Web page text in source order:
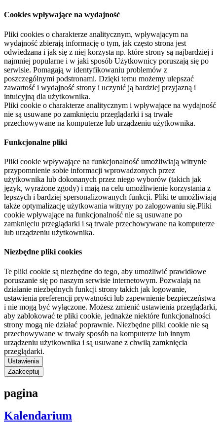
Cookies wpływające na wydajność
Pliki cookies o charakterze analitycznym, wpływającym na
wydajność zbierają informację o tym, jak często strona jest
odwiedzana i jak się z niej korzysta np. które strony są najbardziej i
najmniej popularne i w jaki sposób Użytkownicy poruszają się po
serwisie. Pomagają w identyfikowaniu problemów z
poszczególnymi podstronami. Dzięki temu możemy ulepszać
zawartość i wydajność strony i uczynić ją bardziej przyjazną i
intuicyjną dla użytkownika.
Pliki cookie o charakterze analitycznym i wpływające na wydajność
nie są usuwane po zamknięciu przeglądarki i są trwale
przechowywane na komputerze lub urządzeniu użytkownika.
Funkcjonalne pliki
Pliki cookie wpływające na funkcjonalność umożliwiają witrynie
przypomnienie sobie informacji wprowadzonych przez
użytkownika lub dokonanych przez niego wyborów (takich jak
język, wyrażone zgody) i mają na celu umożliwienie korzystania z
lepszych i bardziej spersonalizowanych funkcji. Pliki te umożliwiają
także optymalizację użytkowania witryny po zalogowaniu się.Pliki
cookie wpływające na funkcjonalność nie są usuwane po
zamknięciu przeglądarki i są trwale przechowywane na komputerze
lub urządzeniu użytkownika.
Niezbędne pliki cookies
Te pliki cookie są niezbędne do tego, aby umożliwić prawidłowe
poruszanie się po naszym serwisie internetowym. Pozwalają na
działanie niezbędnych funkcji strony takich jak logowanie,
ustawienia preferencji prywatności lub zapewnienie bezpieczeństwa
i nie mogą być wyłączone. Możesz zmienić ustawienia przeglądarki,
aby zablokować te pliki cookie, jednakże niektóre funkcjonalności
strony mogą nie działać poprawnie. Niezbędne pliki cookie nie są
przechowywane w trwały sposób na komputerze lub innym
urządzeniu użytkownika i są usuwane z chwilą zamknięcia
przeglądarki.
Ustawienia
Zaakceptuj
pagina
Kalendarium